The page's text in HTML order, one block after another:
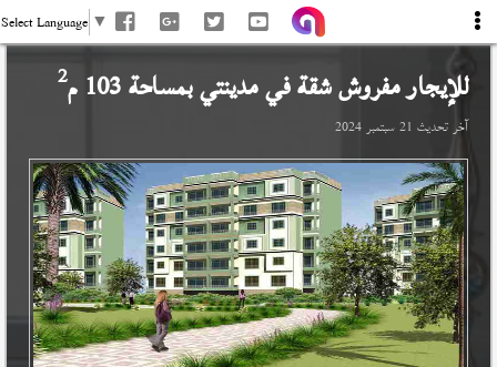
Select Language ▼
للإيجار مفروش شقة فيمدينتيبمساحة 103 م 2
آخر تحديث 21 سبتمبر 2024